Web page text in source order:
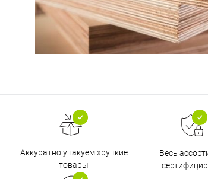
Аккуратно упакуем хрупкие
товары
Весь